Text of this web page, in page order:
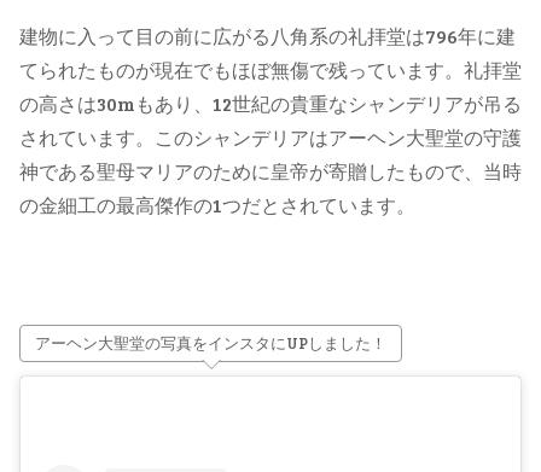
建物に入って目の前に広がる八角系の礼拝堂は796年に建
てられたものが現在でもほぼ無傷で残っています。礼拝堂
の高さは30mもあり、12世紀の貴重なシャンデリアが吊る
されています。このシャンデリアはアーヘン大聖堂の守護
神である聖母マリアのために皇帝が寄贈したもので、当時
の金細工の最高傑作の1つだとされています。
アーヘン大聖堂の写真をインスタにUPしました！